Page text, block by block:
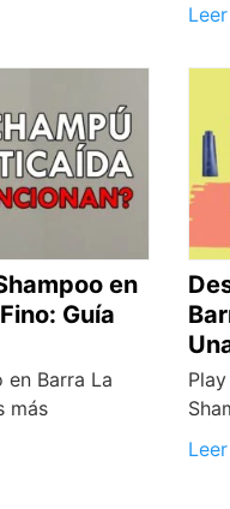
en
Guía
Barra La
más